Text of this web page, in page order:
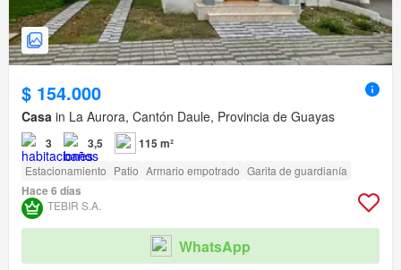
$ 154.000
Casa in La Aurora, Cantón Daule, Provincia de Guayas
3 3,5 115 m²
Estacionamiento Patio Armario empotrado Garita de guardianía
Hace 6 días
TEBIR S.A.
WhatsApp